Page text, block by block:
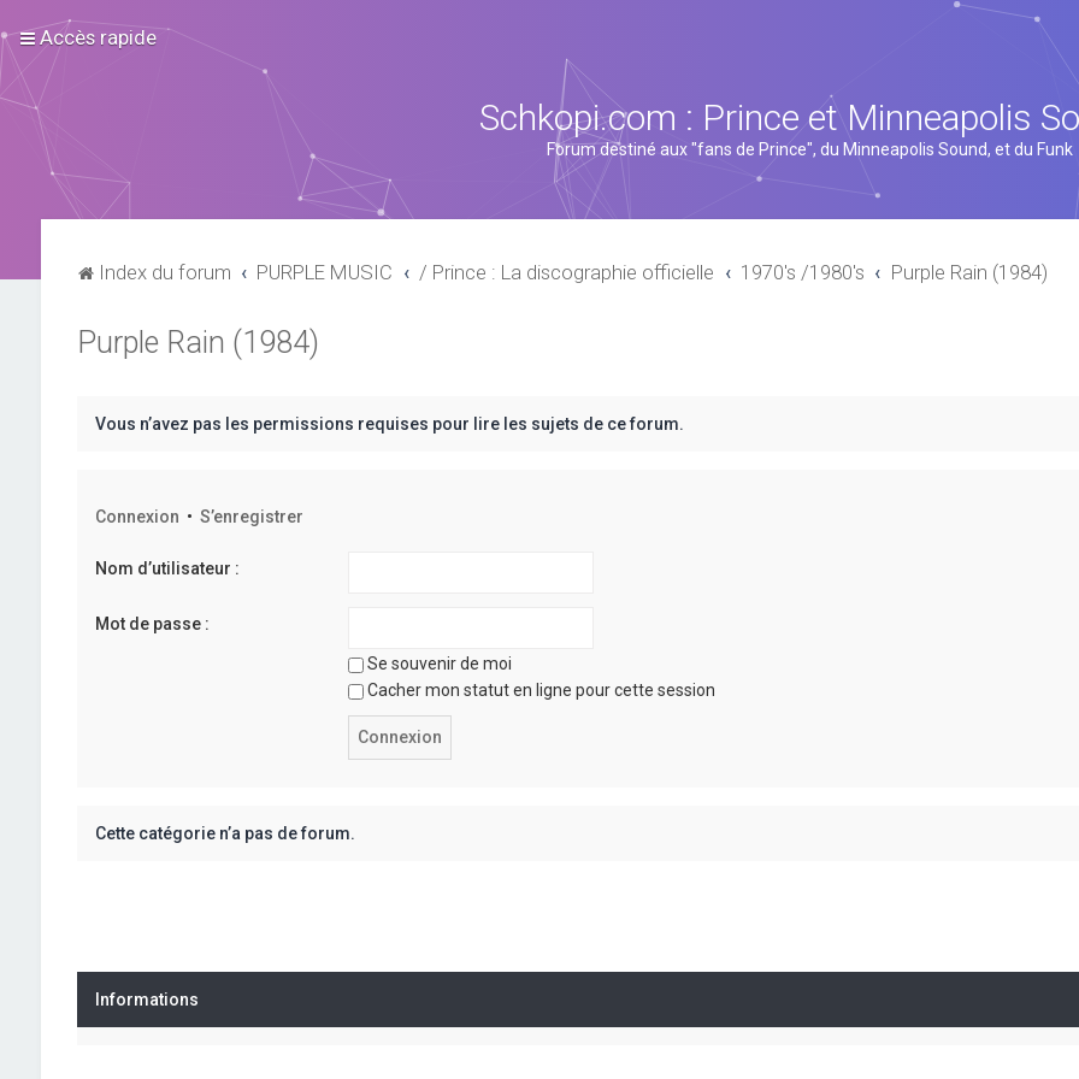
Accès rapide
Schkopi.com : Prince et Minneapolis
Forum destiné aux "fans de Prince", du Minneapolis Sound, et du Funk
Index du forum PURPLE MUSIC / Prince : La discographie officielle 1970's /1980's Purple Rain (1984)
Purple Rain (1984)
Vous n’avez pas les permissions requises pour lire les sujets de ce forum.
Connexion • S’enregistrer
Nom d’utilisateur :
Mot de passe :
Se souvenir de moi
Cacher mon statut en ligne pour cette session
Cette catégorie n’a pas de forum.
Informations